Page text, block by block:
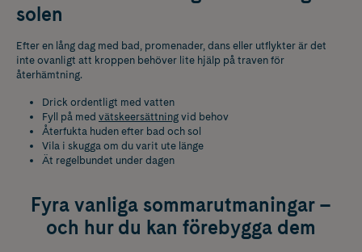
solen
Efter en lång dag med bad, promenader, dans eller utflykter är det
inte ovanligt att kroppen behöver lite hjälp på traven för
återhämtning.
Drick ordentligt med vatten
Fyll på med vätskeersättning vid behov
Återfukta huden efter bad och sol
Vila i skugga om du varit ute länge
Ät regelbundet under dagen
Fyra vanliga sommarutmaningar –
och hur du kan förebygga dem